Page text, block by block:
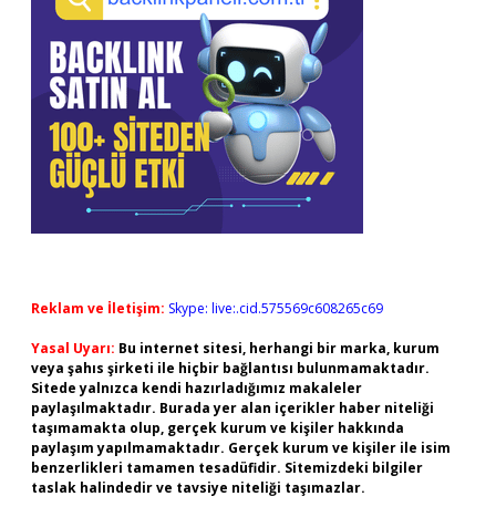
Reklam ve İletişim: Skype: live:.cid.575569c608265c69
Yasal Uyarı: Bu internet sitesi, herhangi bir marka, kurum
veya şahıs şirketi ile hiçbir bağlantısı bulunmamaktadır.
Sitede yalnızca kendi hazırladığımız makaleler
paylaşılmaktadır. Burada yer alan içerikler haber niteliği
taşımamakta olup, gerçek kurum ve kişiler hakkında
paylaşım yapılmamaktadır. Gerçek kurum ve kişiler ile isim
benzerlikleri tamamen tesadüfidir. Sitemizdeki bilgiler
taslak halindedir ve tavsiye niteliği taşımazlar.